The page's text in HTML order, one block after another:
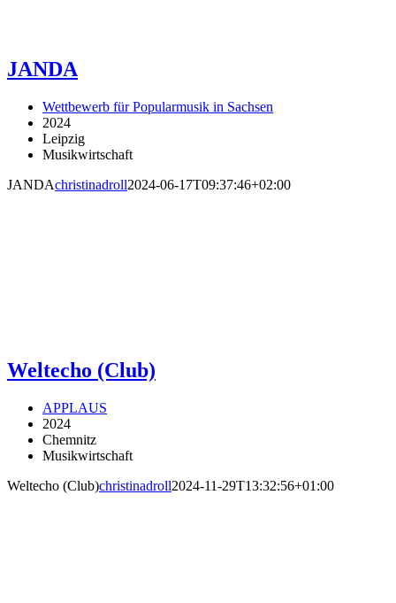
JANDA
Wettbewerb für Popularmusik in Sachsen
2024
Leipzig
Musikwirtschaft
JANDAchristinadroll2024-06-17T09:37:46+02:00
Weltecho (Club)
APPLAUS
2024
Chemnitz
Musikwirtschaft
Weltecho (Club)christinadroll2024-11-29T13:32:56+01:00